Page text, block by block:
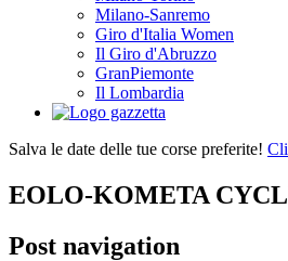
Milano-Sanremo
Giro d'Italia Women
Il Giro d'Abruzzo
GranPiemonte
Il Lombardia
Salva le date delle tue corse preferite!
EOLO-KOMETA
Post navigation